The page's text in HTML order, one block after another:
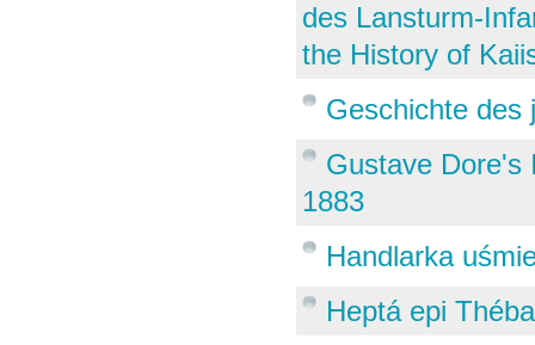
des Lansturm-
the History of
Geschichte des
Gustave Dore's
1883
Handlarka
Heptá epi